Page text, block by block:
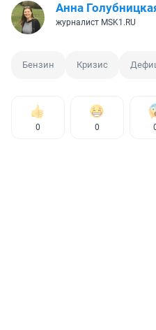
Анна
журналист MSK1.RU
Бензин Кризис
0 0